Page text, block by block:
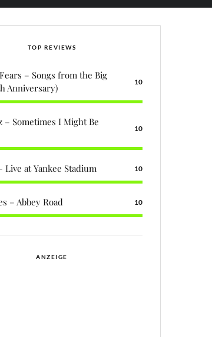
TOP REVIEWS
– Songs from the Big
Anniversary)
10
– Sometimes I Might Be
10
Live at Yankee Stadium 10
– Abbey Road 10
ANZEIGE